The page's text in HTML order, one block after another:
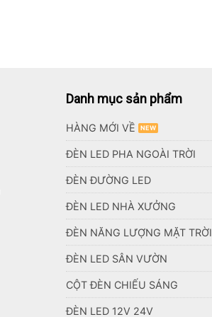
Danh mục sản phẩm
HÀNG MỚI VỀ
ĐÈN LED PHA NGOÀI TRỜI
ĐÈN ĐƯỜNG LED
ĐÈN LED NHÀ XƯỞNG
ĐÈN NĂNG LƯỢNG MẶT TRỜI
ĐÈN LED SÂN VƯỜN
CỘT ĐÈN CHIẾU SÁNG
ĐÈN LED 12V 24V